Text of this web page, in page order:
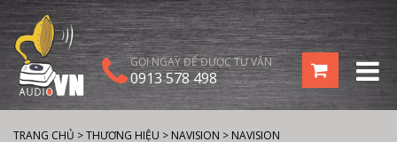
GỌI NGAY ĐỂ ĐƯỢC TƯ VẤN
0913 578 498
TRANG CHỦ >THƯƠNG HIỆU > NAVISION > NAVISION